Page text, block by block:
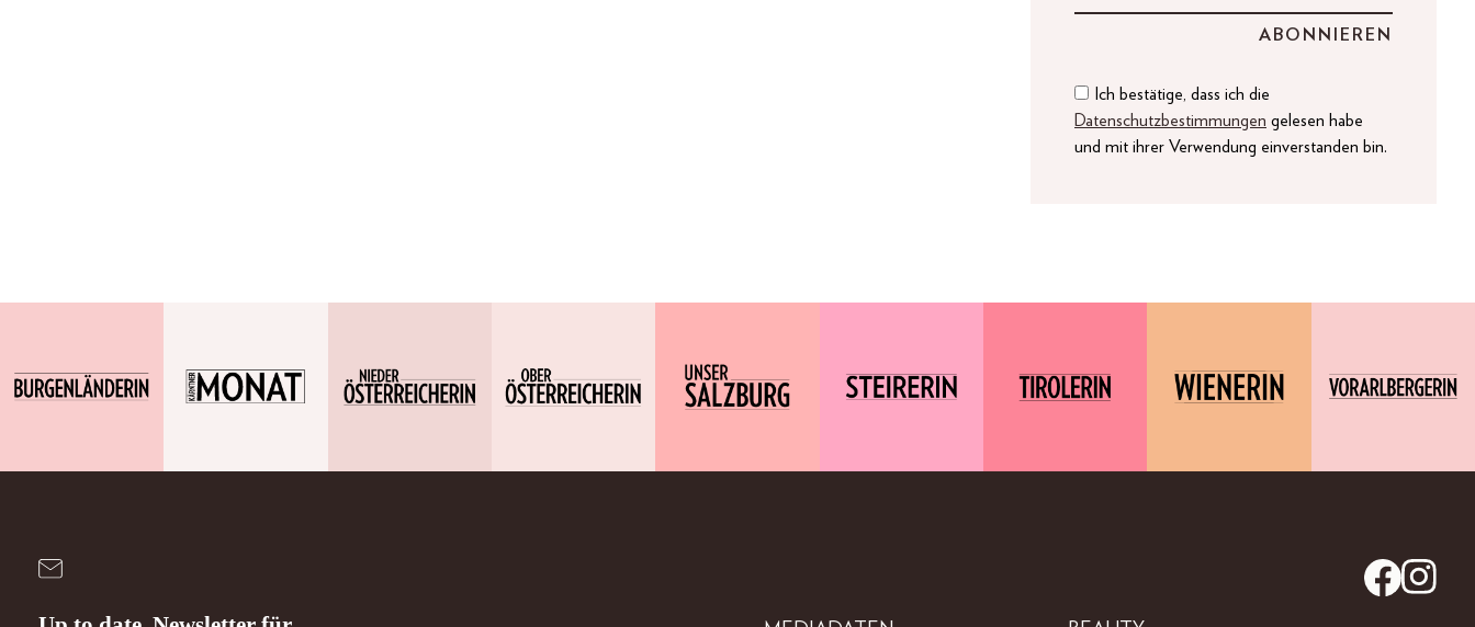
Ich bestätige, dass ich die
Datenschutzbestimmungen gelesen habe
und mit ihrer Verwendung einverstanden bin.